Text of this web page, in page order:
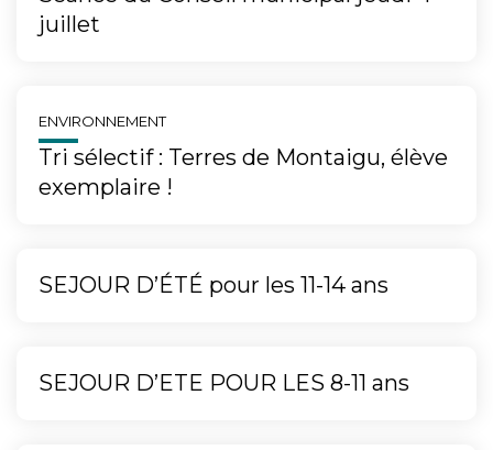
juillet
ENVIRONNEMENT
Tri sélectif : Terres de Montaigu, élève
exemplaire !
SEJOUR D’ÉTÉ pour les 11-14 ans
SEJOUR D’ETE POUR LES 8-11 ans